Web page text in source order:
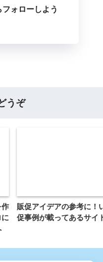
ォローしよう
うぞ
作
に
販促アイデアの参考に！
促事例が載ってあるサイ